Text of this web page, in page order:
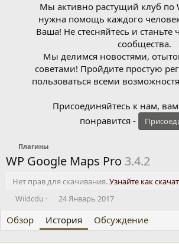
Мы активно растущий клуб по
нужна помощь каждого
Ваша! Не стесняйтесь и
сообщества.
Мы делимся новостями,
советами! Пройдите простую
пользоваться всеми
Присоединяйтесь к нам,
понравится -
Плагины
WP Google Maps Pro 3.4.2
Нет прав для скачивания.Узнайте как
А
т
о
Wildcdu
Д
т
а
24 Январь 2017
Обзор История Обсуждение